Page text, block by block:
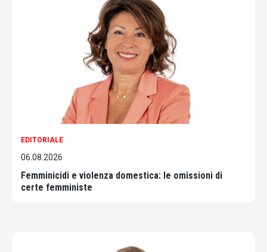
EDITORIALE
06.08.2026
Femminicidi e violenza domestica: le omissioni di
certe femministe